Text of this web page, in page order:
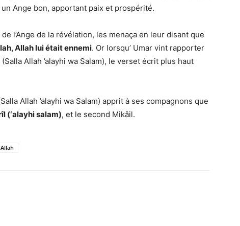
Ange bon, apportant paix et prospérité.
l’Ange de la révélation, les menaça en leur disant que
Allah lui était ennemi. Or lorsqu’ Umar vint rapporter
Allah ’alayhi wa Salam), le verset écrit plus haut
Allah ’alayhi wa Salam) apprit à ses compagnons que
(‘alayhi salam), et le second Mikâil.